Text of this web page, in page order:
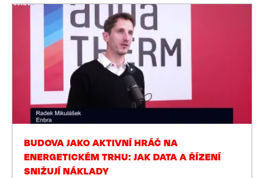
BUDOVA JAKO AKTIVNÍ HRÁČ NA
ENERGETICKÉM TRHU: JAK DATA A ŘÍZENÍ
SNIŽUJÍ NÁKLADY